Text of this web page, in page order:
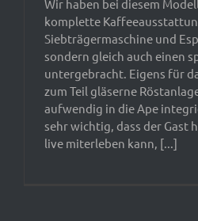
Wir haben bei diesem
komplette
Siebträgermaschine und
sondern gleich auch einen
untergebracht. Eigens für
zum Teil gläserne
aufwendig in die Ape
sehr wichtig, dass der Gast
live miterleben kann, [...]